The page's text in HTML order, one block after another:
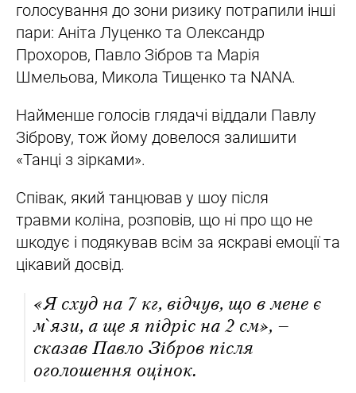
голосування до зони ризику потрапили інші
пари: Аніта Луценко та Олександр
Прохоров, Павло Зібров та Марія
Шмельова, Микола Тищенко та NANA.
Найменше голосів глядачі віддали Павлу
Зіброву, тож йому довелося залишити
«Танці з зірками».
Співак, який танцював у шоу після
травми коліна, розповів, що ні про що не
шкодує і подякував всім за яскраві емоції та
цікавий досвід.
«Я схуд на 7 кг, відчув, що в мене є
м`язи, а ще я підріс на 2 см», –
сказав Павло Зібров після
оголошення оцінок.